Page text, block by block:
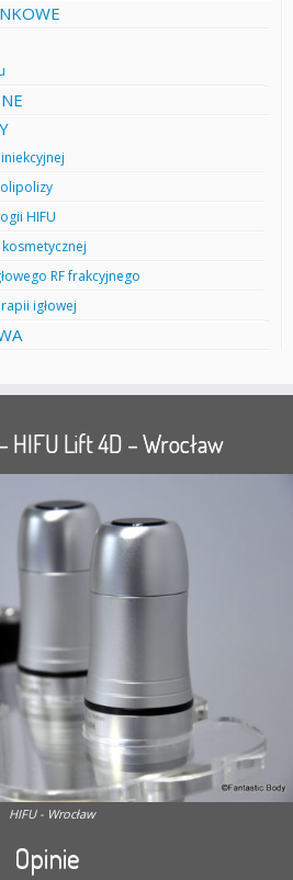
HIFU
RF frakcyjnego
igłowej
HIFU Lift 4D – Wrocław
HIFU - Wrocław
Opinie